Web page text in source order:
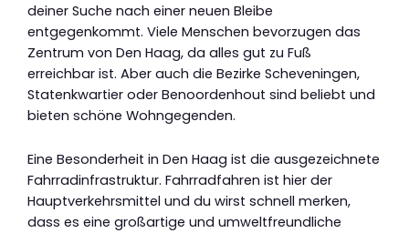
deiner Suche nach einer neuen Bleibe
entgegenkommt. Viele Menschen bevorzugen das
Zentrum von Den Haag, da alles gut zu Fuß
erreichbar ist. Aber auch die Bezirke Scheveningen,
Statenkwartier oder Benoordenhout sind beliebt und
bieten schöne Wohngegenden.
Eine Besonderheit in Den Haag ist die ausgezeichnete
Fahrradinfrastruktur. Fahrradfahren ist hier der
Hauptverkehrsmittel und du wirst schnell merken,
dass es eine großartige und umweltfreundliche